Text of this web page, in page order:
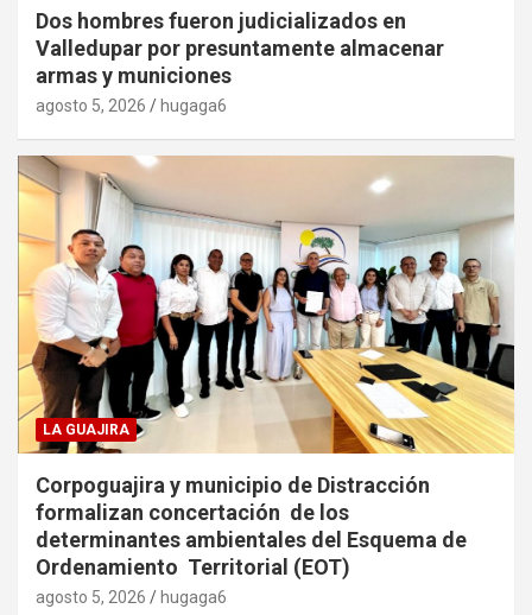
Dos hombres fueron judicializados en
Valledupar por presuntamente almacenar
armas y municiones
agosto 5, 2026 hugaga6
LA GUAJIRA
Corpoguajira y municipio de Distracción
formalizan concertación de los
determinantes ambientales del Esquema de
Ordenamiento Territorial (EOT)
agosto 5, 2026 hugaga6